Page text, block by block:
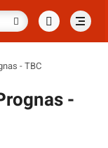
- TBC
-